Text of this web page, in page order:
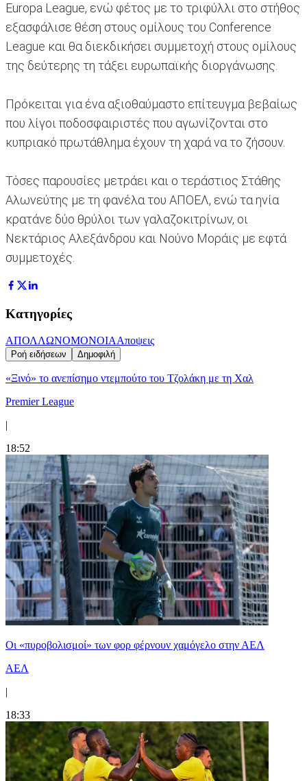
Europa League, ενώ φέτος με το τριφύλλι στο στήθος
εξασφάλισε θέση στους ομίλους του Conference
League και θα διεκδικήσει συμμετοχή στους ομίλους
της δεύτερης τη τάξει ευρωπαϊκής διοργάνωσης.
Πρόκειται για ένα αξιοθαύμαστο επίτευγμα βεβαίως
που λίγοι ποδοσφαιριστές που αγωνίζονται στο
κυπριακό πρωτάθλημα έχουν τη χαρά να το ζήσουν.
Τόσες παρουσίες μετράει και ο τεράστιος Στάθης
Αλωνεύτης με τη φανέλα του ΑΠΟΕΛ, ενώ τα ηνία
κρατάνε δύο θρύλοι των γαλαζοκιτρίνων, οι
Νεκτάριος Αλεξάνδρου και Νούνο Μοράις με εφτά
συμμετοχές.
Κατηγορίες
ΑΠΟΛΛΩΝΟΜΟΝΟΙΑΑποψεις
Ροή ειδήσεων Δημοφιλή
«Ξινό» το ανεπίσημο ντεμπούτο του Τζολάκη με τη Χαλ
Premier League
|
18:52
Οι «πυροβολισμοί» των φορ φέρνουν χαμόγελο στην ΑΕΛ
ΑΕΛ
|
18:33